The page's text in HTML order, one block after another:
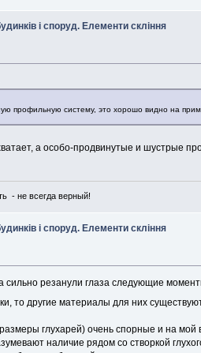
і споруд. Елементи скління
профильную систему, это хорошо видно на
а особо-продвинутые и шустрые
- не всегда верный!
і споруд. Елементи скління
сильно резанули глаза следующие
то другие материалы для них
глухарей) очень спорные и на
наличие рядом со створкой